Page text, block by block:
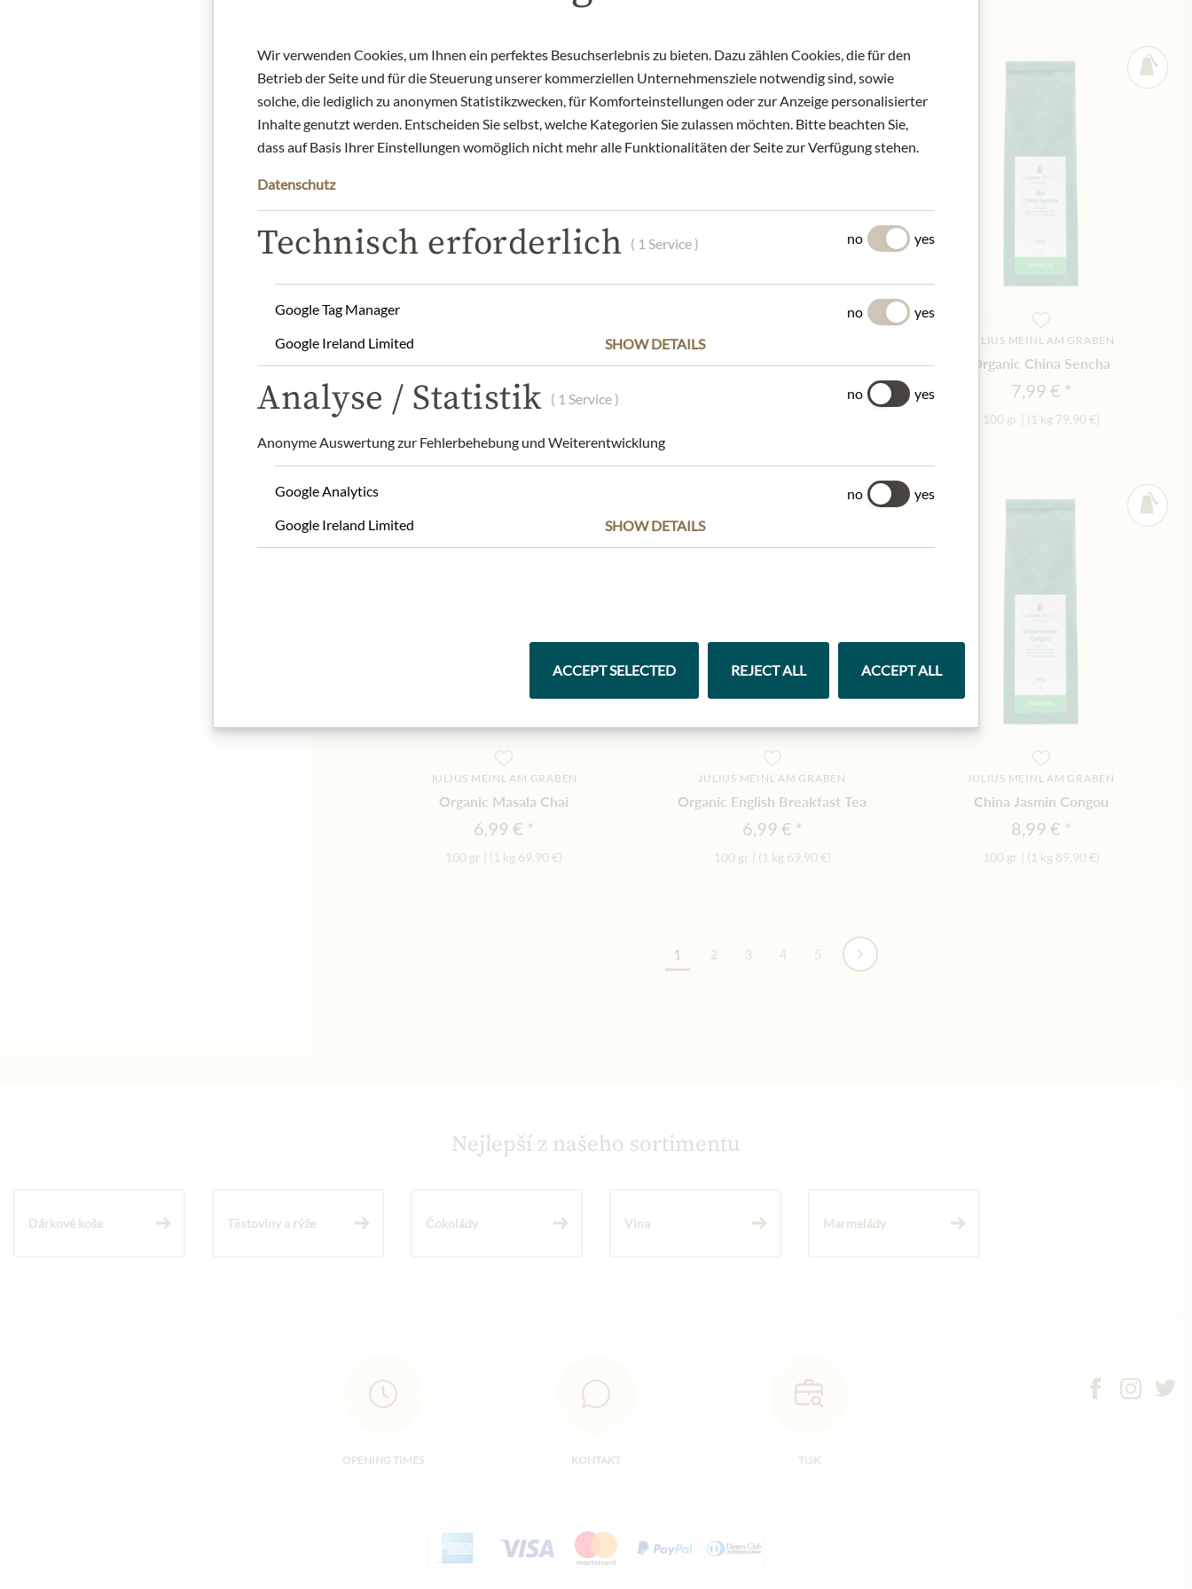
Earl Grey Decaffeinated
10,99 €
JULIUS MEINL AM GRABEN
Organic China Palace Needle
JULIUS MEINL AM GRABEN
Organic China Sencha
7,99 €
100 gr (1 kg 79,90 €)
JULIUS MEINL AM GRABEN
Organic Masala Chai
6,99 €
100 gr (1 kg 69,90 €)
JULIUS MEINL AM GRABEN
Organic English Breakfast Tea
6,99 €
100 gr (1 kg 69,90 €)
JULIUS MEINL AM GRABEN
China Jasmin Congou
8,99 €
100 gr (1 kg 89,90 €)
1 2 3 4 5
Nejlepší z našeho sortimentu
Dárkové koše Těstoviny a rýže Čokolády Vína Marmelády
OPENING TIMES KONTAKT TISK
Wir verwenden Cookies, um Ihnen ein perfektes Besuchserlebnis zu bieten. Dazu zählen Cookies, die für den
Betrieb der Seite und für die Steuerung unserer kommerziellen Unternehmensziele notwendig sind, sowie
solche, die lediglich zu anonymen Statistikzwecken, für Komforteinstellungen oder zur Anzeige personalisierter
Inhalte genutzt werden. Entscheiden Sie selbst, welche Kategorien Sie zulassen möchten. Bitte beachten Sie,
dass auf Basis Ihrer Einstellungen womöglich nicht mehr alle Funktionalitäten der Seite zur Verfügung stehen.
Datenschutz
Technisch erforderlich ( 1 Service ) no yes
Google Tag Manager no
yes
Google Ireland Limited
SHOW DETAILS
Analyse / Statistik ( 1 Service )
Anonyme Auswertung zur Fehlerbehebung und Weiterentwicklung
no yes
Google Analytics no
yes
Google Ireland Limited
SHOW DETAILS
ACCEPT SELECTED REJECT ALL ACCEPT ALL